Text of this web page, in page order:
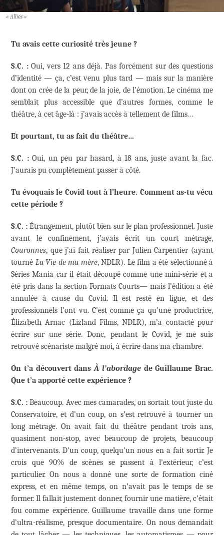
« Alliés »
Tu avais cette curiosité très jeune ?
S.C. :Oui, vers 12 ans déjà. Pas forcément sur des questions
d’identité — ça, c’est venu plus tard — mais sur la manière
dont on crée de la peur, de la joie, de l’émotion. Le cinéma me
semblait plus accessible que d’autres formes, comme le
théâtre, à cet âge-là : j’avais accès à tellement de films…
Et pourtant, tu as fait du théâtre…
S.C. :Oui, un peu par hasard, à 18 ans, juste avant la fac.
J’aurais pu complètement passer à côté.
Tu évoquais le Covid tout à l’heure. Comment as-tu vécu
cette période ?
S.C. : Étrangement, plutôt bien sur le plan professionnel. Juste
avant le confinement, j’avais écrit un court métrage,
Couronnes, que j’ai fait réaliser par Julien Carpentier (ayant
tourné La Vie de ma mère, NDLR). Le film a été sélectionné à
Séries Mania car il était découpé comme une mini-série et a
été pris dans la section Formats Courts— mais l’édition a été
annulée à cause du Covid. Il est resté en ligne, et des
professionnels l’ont vu. C’est comme ça qu’une productrice,
Élizabeth Arnac (Lizland Films, NDLR), m’a contacté pour
écrire sur une série. Donc, pendant le Covid, je me suis
retrouvé scénariste malgré moi, à écrire dans ma chambre.
On t’a découvert dansÀ l’abordagede Guillaume Brac.
Que t’a apporté cette expérience ?
S.C. : Beaucoup. Avec mes camarades, on sortait tout juste du
Conservatoire, et d’un coup, on s’est retrouvé à tourner un
long métrage. On avait fait du théâtre pendant trois ans,
quasiment non-stop, avec beaucoup de projets, beaucoup
d’intervenants. D’un coup, quelqu’un nous en a fait sortir. Je
crois que 90% de scènes se passent à l’extérieur, c’est
particulier. On nous a donné une sorte de formation ciné
express, et en même temps, on n’avait pas le temps de se
former. Il fallait justement donner, fournir une matière, c’était
fou comme expérience. Guillaume travaille dans une forme
d’ultra-réalisme, presque documentaire. On nous demandait